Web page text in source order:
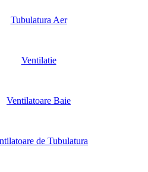
Tubulatura Aer
Ventilatie
Ventilatoare Baie
de Tubulatura